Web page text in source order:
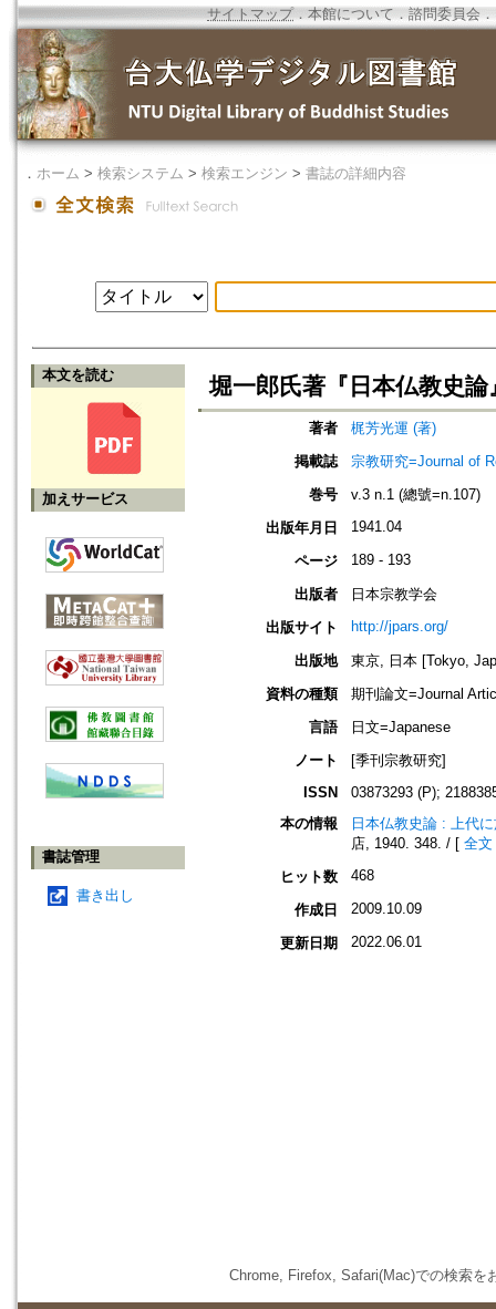
サイトマップ．本館について ． 諮問委員会 ．
． ホーム > 検索システム > 検索エンジン > 書誌の詳細内容
本文を読む
加えサービス
書誌管理
書き出し
堀一郎氏著『日本仏教史論
著者
梶芳光運 (著)
掲載誌
宗教研究=Journal of
巻号
v.3 n.1 (總號=n.107)
出版年月日
1941.04
ページ 189 - 193
出版者
日本宗教学会
出版サイト
http://jpars.org/
出版地
東京, 日本 [Tokyo,
資料の種類
期刊論文=Journal
言語
日文=Japanese
ノート
[季刊宗教研究]
ISSN
03873293 (P);
本の情報
日本仏教史論 : 上代
店, 1940. 348. / [ 全文
ヒット数
468
作成日 2009.10.09
更新日期 2022.06.01
Chrome, Firefox, Safari(Mac)での検索を